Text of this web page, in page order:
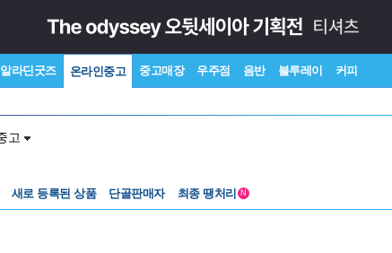
알라딘굿즈 온라인중고 중고매장 우주점 음반 블루레이 커피
고
새로 등록된 상품 단골판매자 최종 땡처리 N